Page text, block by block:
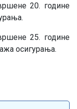
20. године
25. године
осигурања.